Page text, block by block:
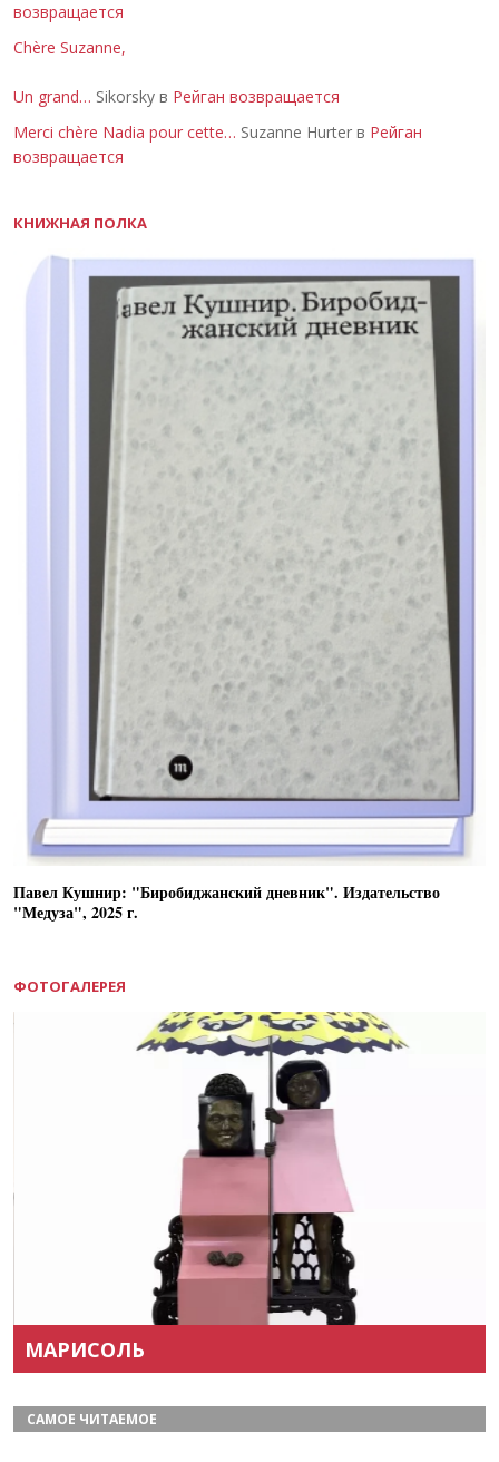
возвращается
Chère Suzanne,
Un grand… Sikorsky в Рейган возвращается
Merci chère Nadia pour cette… Suzanne Hurter в Рейган
возвращается
КНИЖНАЯ ПОЛКА
Павел Кушнир: "Биробиджанский дневник". Издательство
"Медуза", 2025 г.
ФОТОГАЛЕРЕЯ
МАРИСОЛЬ
САМОЕ ЧИТАЕМОЕ